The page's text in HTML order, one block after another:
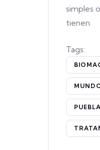
simples
tienen
Tags:
PUEBLA